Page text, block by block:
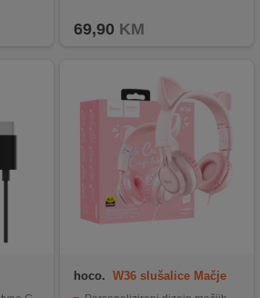
69,90 KM
hoco. W36 slušalice Mačje